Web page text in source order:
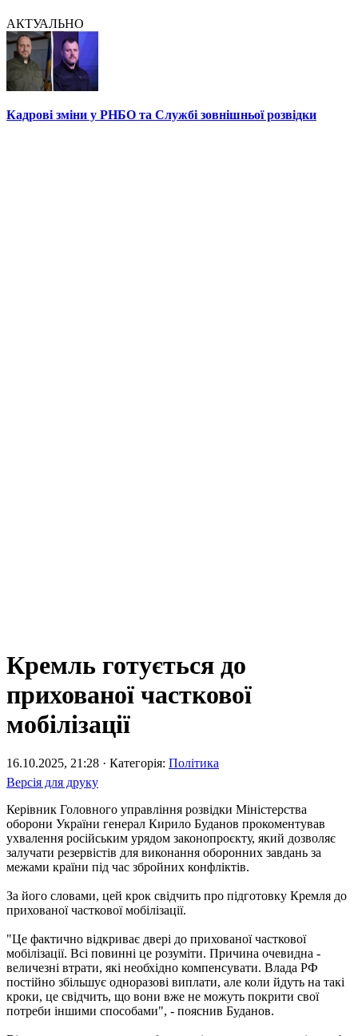
АКТУАЛЬНО
Кадрові зміни у РНБО та Службі зовнішньої розвідки
Кремль готується до
прихованої часткової
мобілізації
16.10.2025, 21:28 · Категорія: Політика
Версія для друку
Керівник Головного управління розвідки Міністерства
оборони України генерал Кирило Буданов прокоментував
ухвалення російським урядом законопроєкту, який дозволяє
залучати резервістів для виконання оборонних завдань за
межами країни під час збройних конфліктів.
За його словами, цей крок свідчить про підготовку Кремля до
прихованої часткової мобілізації.
"Це фактично відкриває двері до прихованої часткової
мобілізації. Всі повинні це розуміти. Причина очевидна -
величезні втрати, які необхідно компенсувати. Влада РФ
постійно збільшує одноразові виплати, але коли йдуть на такі
кроки, це свідчить, що вони вже не можуть покрити свої
потреби іншими способами", - пояснив Буданов.